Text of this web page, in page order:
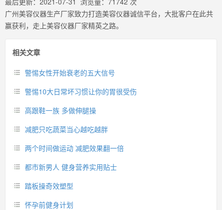
广州美容仪器生产厂家致力打造美容仪器诚信平台，大批客户在此共
赢获利，走上美容仪器厂家精英之路。
相关文章
警惕女性开始衰老的五大信号
警惕10大日常坏习惯让你的胃很受伤
高跟鞋一族 多做伸腿操
减肥只吃蔬菜当心越吃越胖
两个时间做运动 减肥效果翻一倍
都市新男人 健身营养实用贴士
踏板操奇效塑型
怀孕前健身计划